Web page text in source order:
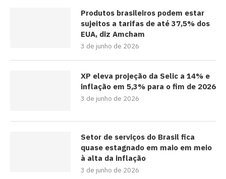
Produtos brasileiros podem estar
sujeitos a tarifas de até 37,5% dos
EUA, diz Amcham
3 de junho de 2026
XP eleva projeção da Selic a 14% e
inflação em 5,3% para o fim de 2026
3 de junho de 2026
Setor de serviços do Brasil fica
quase estagnado em maio em meio
à alta da inflação
3 de junho de 2026